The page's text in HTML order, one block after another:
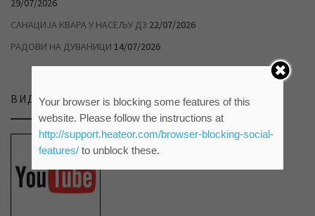
29/07/2026
САНАЦИЈА КВАРА У НАСЕЉУ Д3 22/07/2026
РАДОВИ НА ДУВАНИЦИ 14/07/2026
ВИДЕО ПРИЛОЗИ НА НАШЕМ ЈУТЈУБ КАНАЛУ
Your browser is blocking some features of this
website. Please follow the instructions at
http://support.heateor.com/browser-blocking-social-
features/to unblock these.